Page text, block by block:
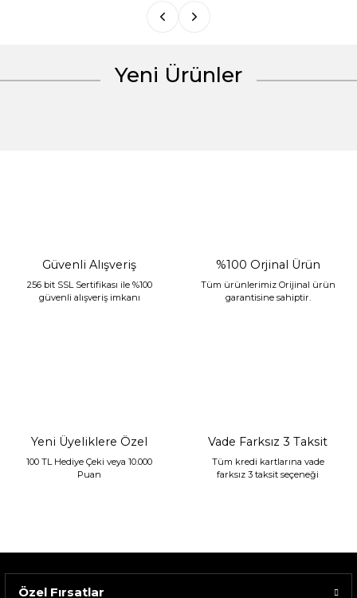
Yeni Ürünler
Güvenli Alışveriş
256 bit SSL Sertifikası ile %100
güvenli alışveriş imkanı
%100 Orjinal Ürün
Tüm ürünlerimiz Orijinal ürün
garantisine sahiptir.
Yeni Üyeliklere Özel
100 TL Hediye Çeki veya 10.000
Puan
Vade Farksız 3 Taksit
Tüm kredi kartlarına vade
farksız 3 taksit seçeneği
Özel Fırsatlar